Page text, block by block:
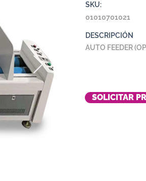
SKU:
01010701021
DESCRIPCIÓN
AUTO FEEDER
SOLICITAR